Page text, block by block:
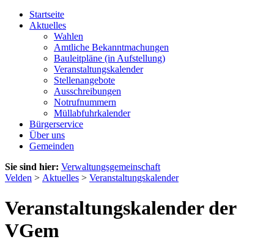
Startseite
Aktuelles
Wahlen
Amtliche Bekanntmachungen
Bauleitpläne (in Aufstellung)
Veranstaltungskalender
Stellenangebote
Ausschreibungen
Notrufnummern
Müllabfuhrkalender
Bürgerservice
Über uns
Gemeinden
Sie sind hier: Verwaltungsgemeinschaft
Velden > Aktuelles > Veranstaltungskalender
Veranstaltungskalender der
VGem